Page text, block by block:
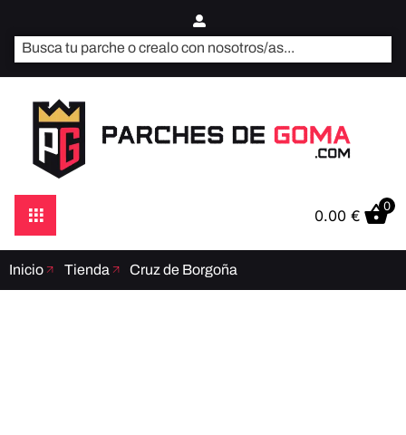
0.00 €
0
Inicio Tienda Cruz de Borgoña